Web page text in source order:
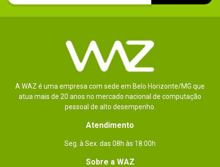
A WAZ é uma empresa com sede em Belo Horizonte/MG que
atua mais de 20 anos no mercado nacional de computação
pessoal de alto desempenho.
Atendimento
Seg. à Sex. das 08h às 18:00h
Sobre a WAZ